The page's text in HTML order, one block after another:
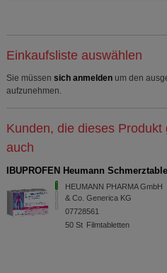
Einkaufsliste auswählen
Sie müssen sich anmelden um den
aufzunehmen.
Kunden, die dieses
auch
IBUPROFEN Heumann
HEUMANN PHARMA GmbH
& Co. Generica KG
07728561
50 St Filmtabletten